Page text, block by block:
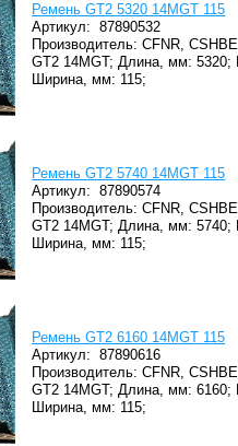
Ремень GT2 5320 14MGT 115
Артикул:87890532
Производитель: CFNR,
GT2 14MGT; Длина, мм: 5320;
Ширина, мм: 115;
Ремень GT2 5740 14MGT 115
Артикул:87890574
Производитель: CFNR,
GT2 14MGT; Длина, мм: 5740;
Ширина, мм: 115;
Ремень GT2 6160 14MGT 115
Артикул:87890616
Производитель: CFNR,
GT2 14MGT; Длина, мм: 6160;
Ширина, мм: 115;